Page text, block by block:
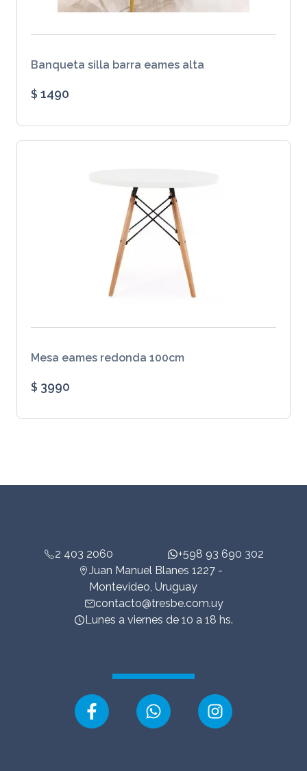
Banqueta silla barra eames alta
$ 1490
Mesa eames redonda 100cm
$ 3990
2 403 2060
+598 93 690 302
Juan Manuel Blanes 1227 -
Montevideo, Uruguay
contacto@tresbe.com.uy
Lunes a viernes de 10 a 18 hs.